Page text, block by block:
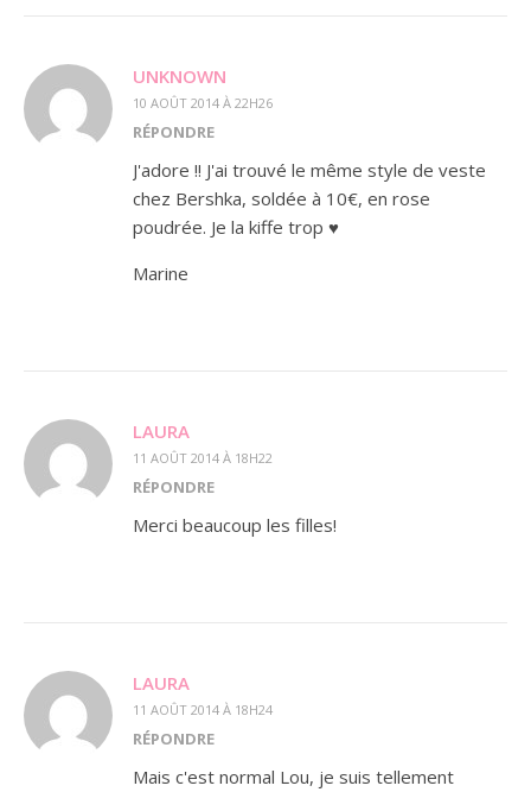
UNKNOWN
10 AOÛT 2014 À 22H26
RÉPONDRE
J'adore !! J'ai trouvé le même style de veste
chez Bershka, soldée à 10€, en rose
poudrée. Je la kiffe trop ♥
Marine
LAURA
11 AOÛT 2014 À 18H22
RÉPONDRE
Merci beaucoup les filles!
LAURA
11 AOÛT 2014 À 18H24
RÉPONDRE
Mais c'est normal Lou, je suis tellement